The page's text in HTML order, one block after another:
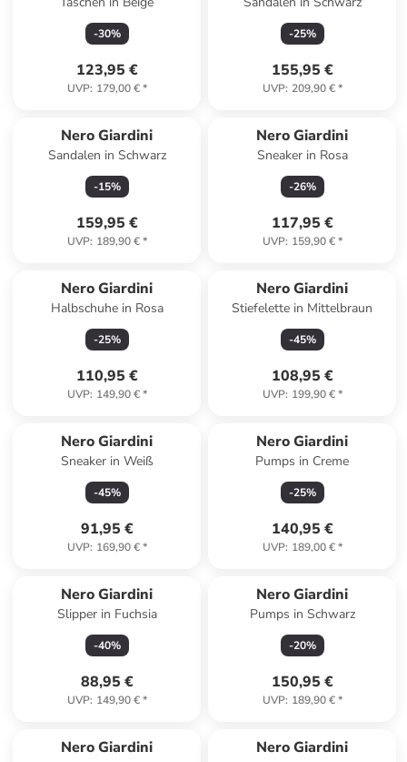
-30%
123,95 €
UVP: 179,00 €*
-25%
155,95 €
UVP: 209,90 €*
Nero Giardini
Sandalen in Schwarz
-15%
159,95 €
UVP: 189,90 €*
Nero Giardini
Sneaker in Rosa
-26%
117,95 €
UVP: 159,90 €*
Nero Giardini
Halbschuhe in Rosa
-25%
110,95 €
UVP: 149,90 €*
Nero Giardini
Stiefelette in Mittelbraun
-45%
108,95 €
UVP: 199,90 €*
Nero Giardini
Sneaker in Weiß
-45%
91,95 €
UVP: 169,90 €*
Nero Giardini
Pumps in Creme
-25%
140,95 €
UVP: 189,00 €*
Nero Giardini
Slipper in Fuchsia
-40%
88,95 €
UVP: 149,90 €*
Nero Giardini
Pumps in Schwarz
-20%
150,95 €
UVP: 189,90 €*
Nero Giardini Nero Giardini